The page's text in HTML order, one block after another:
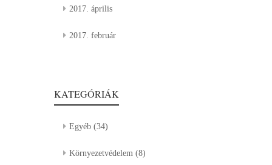
2017. április
2017. február
KATEGÓRIÁK
Egyéb (34)
Környezetvédelem (8)